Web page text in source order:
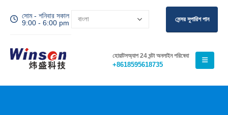
সোম - শনিবার সকাল
9:00 - 6:00 pm
সেন্সর সুপারিশ পান
হোয়াটসঅ্যাপ 24 ঘন্টা অনলাইন পরিষেবা
+8618595618735